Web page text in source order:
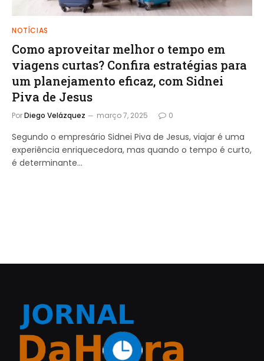
NOTÍCIAS
Como aproveitar melhor o tempo em
viagens curtas? Confira estratégias para
um planejamento eficaz, com Sidnei
Piva de Jesus
PorDiego Velázquez março 7, 2025 0
Segundo o empresário Sidnei Piva de Jesus, viajar é uma
experiência enriquecedora, mas quando o tempo é curto,
é determinante…